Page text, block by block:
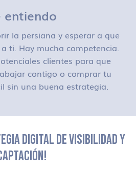
entiendo
la persiana y esperar a que
ti. Hay mucha competencia.
clientes para que
contigo o comprar tu
sin una buena estrategia.
DIGITAL DE VISIBILIDAD Y